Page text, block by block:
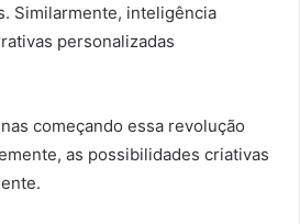
Similarmente, inteligência
personalizadas
começando essa revolução
as possibilidades criativas